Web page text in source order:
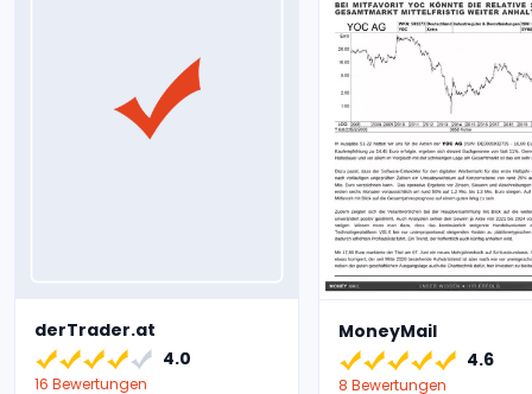
derTrader.at
4.0
16 Bewertungen
MoneyMail
4.6
8 Bewertungen